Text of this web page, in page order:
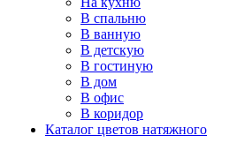
В спальню
В ванную
В детскую
В гостиную
В дом
В офис
В коридор
Каталог цветов натяжного